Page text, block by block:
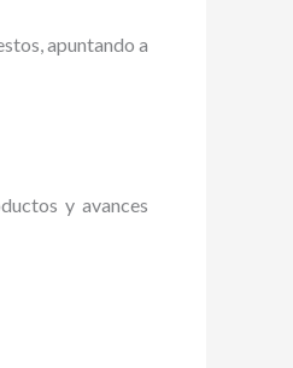
apuntando a
y avances